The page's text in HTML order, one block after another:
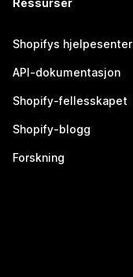
Ressurser
Shopifys hjelpesenter
API-dokumentasjon
Shopify-fellesskapet
Shopify-blogg
Forskning